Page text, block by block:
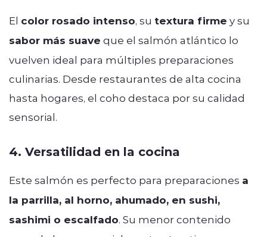
El color rosado intenso, su textura firme y su
sabor más suave que el salmón atlántico lo
vuelven ideal para múltiples preparaciones
culinarias. Desde restaurantes de alta cocina
hasta hogares, el coho destaca por su calidad
sensorial.
4. Versatilidad en la cocina
Este salmón es perfecto para preparaciones a
la parrilla, al horno, ahumado, en sushi,
sashimi o escalfado. Su menor contenido